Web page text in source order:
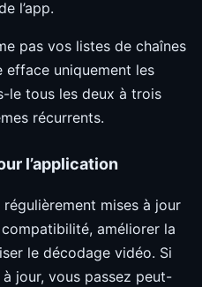
l’app.
pas vos listes de chaînes
uniquement les
le tous les deux à trois
récurrents.
l’application
mises à jour
améliorer la
le décodage vidéo. Si
jour, vous passez peut-